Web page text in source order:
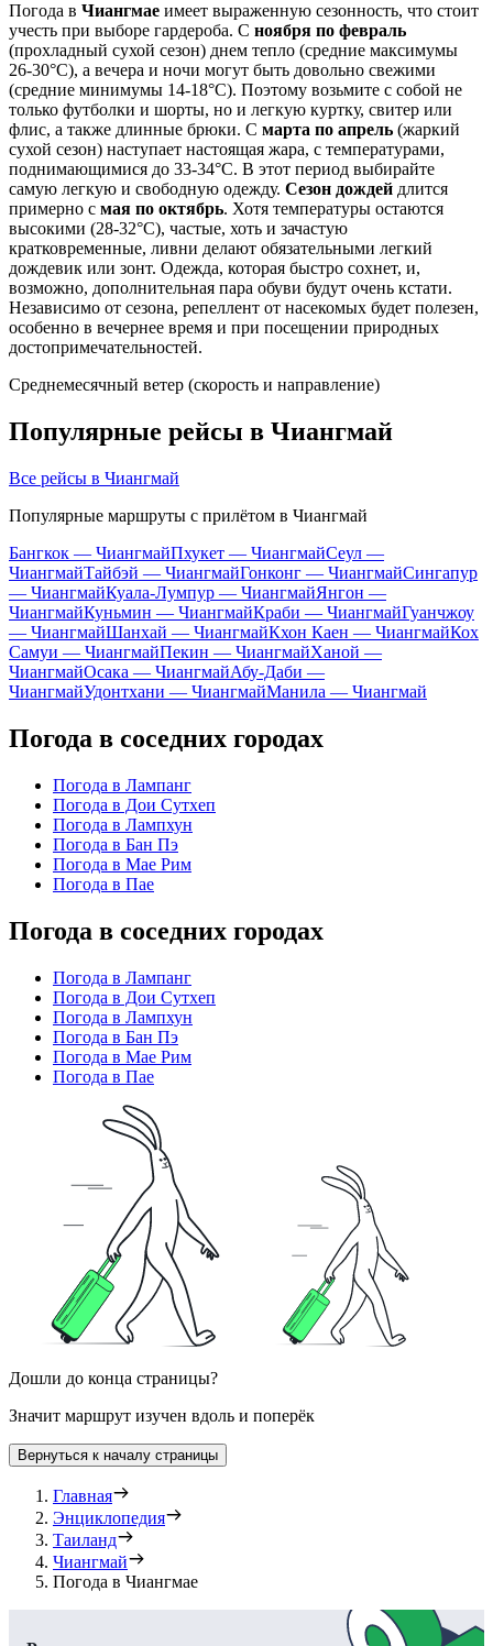
Погода в Чиангмае имеет выраженную сезонность, что стоит
учесть при выборе гардероба. С ноября по февраль
(прохладный сухой сезон) днем тепло (средние максимумы
26-30°C), а вечера и ночи могут быть довольно свежими
(средние минимумы 14-18°C). Поэтому возьмите с собой не
только футболки и шорты, но и легкую куртку, свитер или
флис, а также длинные брюки. С марта по апрель (жаркий
сухой сезон) наступает настоящая жара, с температурами,
поднимающимися до 33-34°C. В этот период выбирайте
самую легкую и свободную одежду. Сезон дождей длится
примерно с мая по октябрь. Хотя температуры остаются
высокими (28-32°C), частые, хоть и зачастую
кратковременные, ливни делают обязательными легкий
дождевик или зонт. Одежда, которая быстро сохнет, и,
возможно, дополнительная пара обуви будут очень кстати.
Независимо от сезона, репеллент от насекомых будет полезен,
особенно в вечернее время и при посещении природных
достопримечательностей.
Среднемесячный ветер (скорость и направление)
Популярные рейсы в Чиангмай
Все рейсы в Чиангмай
Популярные маршруты с прилётом в Чиангмай
Бангкок — ЧиангмайПхукет — ЧиангмайСеул —
ЧиангмайТайбэй — ЧиангмайГонконг — ЧиангмайСингапур
— ЧиангмайКуала-Лумпур — ЧиангмайЯнгон —
ЧиангмайКуньмин — ЧиангмайКраби — ЧиангмайГуанчжоу
— ЧиангмайШанхай — ЧиангмайКхон Каен — ЧиангмайКох
Самуи — ЧиангмайПекин — ЧиангмайХаной —
ЧиангмайОсака — ЧиангмайАбу-Даби —
ЧиангмайУдонтхани — ЧиангмайМанила — Чиангмай
Погода в соседних городах
Погода в Лампанг
Погода в Дои Сутхеп
Погода в Лампхун
Погода в Бан Пэ
Погода в Мае Рим
Погода в Пае
Погода в соседних городах
Погода в Лампанг
Погода в Дои Сутхеп
Погода в Лампхун
Погода в Бан Пэ
Погода в Мае Рим
Погода в Пае
Дошли до конца страницы?
Значит маршрут изучен вдоль и поперёк
Вернуться к началу страницы
Главная
Энциклопедия
Таиланд
Чиангмай
Погода в Чиангмае